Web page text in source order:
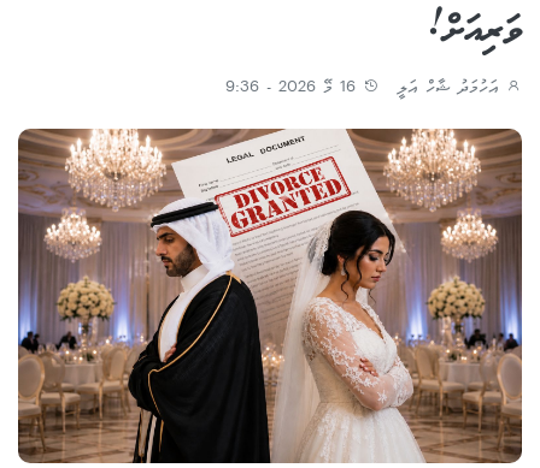
ވަރިއަށް!
އަހުމަދު ޝާހް އަލީ